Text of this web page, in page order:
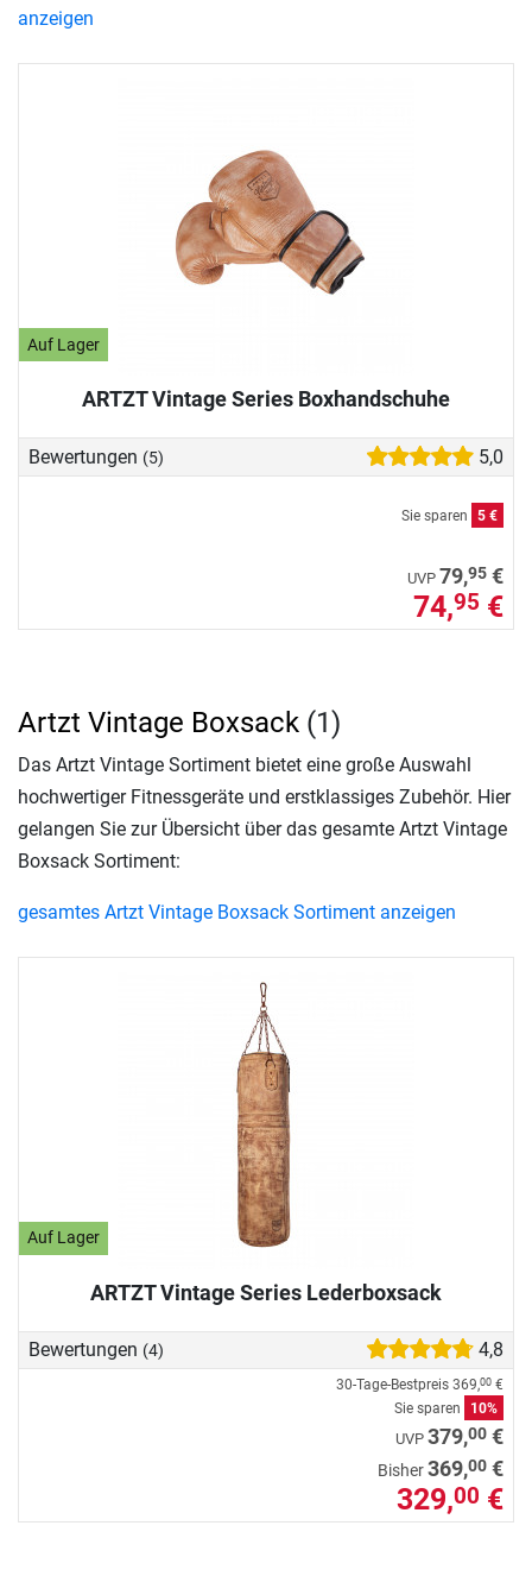
Auf Lager
ARTZT Vintage Series Boxhandschuhe
Bewertungen (5) 5,0
Sie sparen 5 €
UVP 79,95 €
74,95 €
anzeigen
Auf Lager
ARTZT Vintage Series Lederboxsack
Bewertungen (4) 4,8
30-Tage-Bestpreis 369,00 €
Sie sparen
10%
UVP 379,00 €
Bisher369,00 €
329,00 €
Artzt Vintage Boxsack (1)
Das Artzt Vintage Sortiment bietet eine große Auswahl
hochwertiger Fitnessgeräte und erstklassiges Zubehör. Hier
gelangen Sie zur Übersicht über das gesamte Artzt Vintage
Boxsack Sortiment:
gesamtes Artzt Vintage Boxsack Sortiment anzeigen